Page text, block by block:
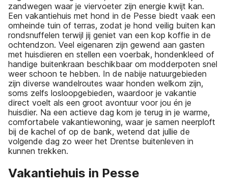
zandwegen waar je viervoeter zijn energie kwijt kan.
Een vakantiehuis met hond in de Pesse biedt vaak een
omheinde tuin of terras, zodat je hond veilig buiten kan
rondsnuffelen terwijl jij geniet van een kop koffie in de
ochtendzon. Veel eigenaren zijn gewend aan gasten
met huisdieren en stellen een voerbak, hondenkleed of
handige buitenkraan beschikbaar om modderpoten snel
weer schoon te hebben. In de nabije natuurgebieden
zijn diverse wandelroutes waar honden welkom zijn,
soms zelfs losloopgebieden, waardoor je vakantie
direct voelt als een groot avontuur voor jou én je
huisdier. Na een actieve dag kom je terug in je warme,
comfortabele vakantiewoning, waar je samen neerploft
bij de kachel of op de bank, wetend dat jullie de
volgende dag zo weer het Drentse buitenleven in
kunnen trekken.
Vakantiehuis in Pesse